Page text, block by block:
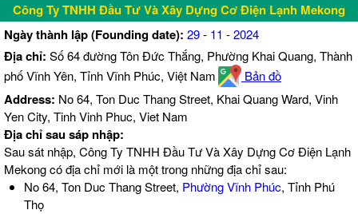
Công Ty TNHH Đầu Tư Và Xây Dựng Cơ Điện Lạnh Mekong
Ngày thành lập (Founding date): 29- 11 -2024
Địa chỉ: Số 64 đường Tôn Đức Thắng, Phường Khai Quang, Thành
phố Vĩnh Yên, Tỉnh Vĩnh Phúc, Việt Nam
Bản đồ
Address: No 64, Ton Duc Thang Street, Khai Quang Ward, Vinh
Yen City, Tinh Vinh Phuc, Viet Nam
Địa chỉ sau sáp nhập:
Sau sát nhập, Công Ty TNHH Đầu Tư Và Xây Dựng Cơ Điện Lạnh
Mekong có địa chỉ mới là một trong những địa chỉ sau:
No 64, Ton Duc Thang Street, Phường Vĩnh Phúc, Tỉnh Phú
Thọ